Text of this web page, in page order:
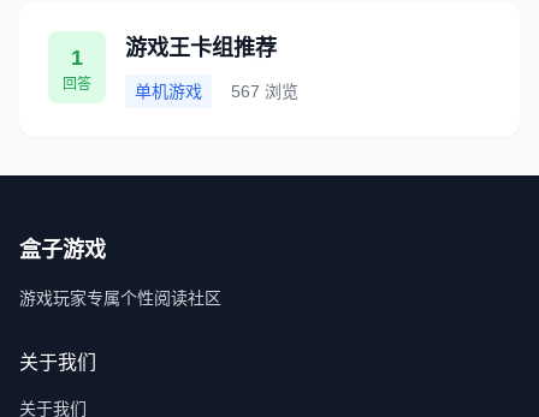
1
回答
游戏王卡组推荐
单机游戏 567 浏览
盒子游戏
游戏玩家专属个性阅读社区
关于我们
关于我们